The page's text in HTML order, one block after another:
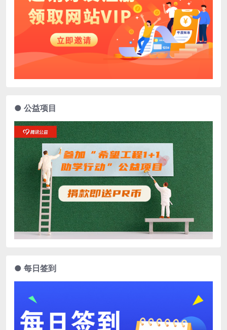
● 公益项目
● 每日签到